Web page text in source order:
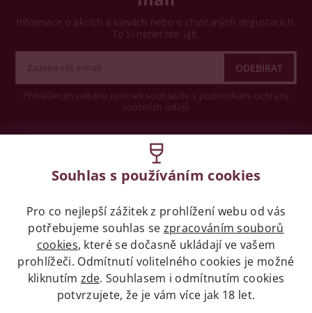
Informace o akcích a slevách nebo o chystaných degustacích.
To si nenechte ujít.
Přihlášením odběru novinek souhlasíte s podmínkami ochrany
osobních údajů
Legislativa
Zákaz prodeje alkoholických nápojů osobám
mladších 18 let.
Naše služby
Souhlas s používáním cookies
Pro co nejlepší zážitek z prohlížení webu od vás
potřebujeme souhlas se zpracováním souborů
cookies, které se dočasně ukládají ve vašem
prohlížeči. Odmítnutí volitelného cookies je možné
kliknutím zde. Souhlasem i odmítnutím cookies
potvrzujete, že je vám více jak 18 let.